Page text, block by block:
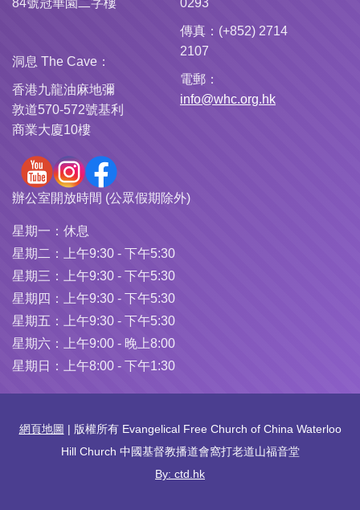
84號冠華園二字樓
洞息 The Cave：
香港九龍油麻地彌
敦道570-572號基利
商業大廈10樓
0293
傳真：(+852) 2714
2107
電郵：
info@whc.org.hk
辦公室開放時間 (公眾假期除外)
星期一： 休息
星期二：
上午9:30 - 下午5:30
星期三：
上午9:30 - 下午5:30
星期四：
上午9:30 - 下午5:30
星期五：
上午9:30 - 下午5:30
星期六：
上午9:00 - 晚上8:00
星期日：
上午8:00 - 下午1:30
網頁地圖 | 版權所有 Evangelical Free Church of China Waterloo
Hill Church 中國基督教播道會窩打老道山福音堂
By: ctd.hk